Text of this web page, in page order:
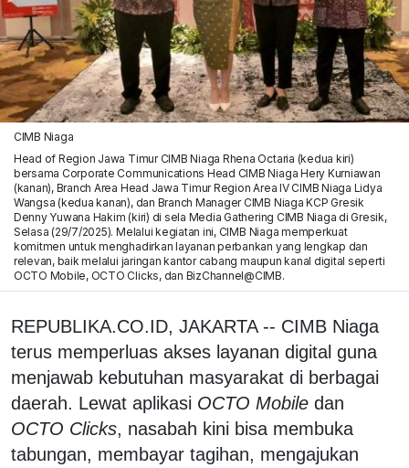
CIMB Niaga
Head of Region Jawa Timur CIMB Niaga Rhena Octaria (kedua kiri)
bersama Corporate Communications Head CIMB Niaga Hery Kurniawan
(kanan), Branch Area Head Jawa Timur Region Area IV CIMB Niaga Lidya
Wangsa (kedua kanan), dan Branch Manager CIMB Niaga KCP Gresik
Denny Yuwana Hakim (kiri) di sela Media Gathering CIMB Niaga di Gresik,
Selasa (29/7/2025). Melalui kegiatan ini, CIMB Niaga memperkuat
komitmen untuk menghadirkan layanan perbankan yang lengkap dan
relevan, baik melalui jaringan kantor cabang maupun kanal digital seperti
OCTO Mobile, OCTO Clicks, dan BizChannel@CIMB.
REPUBLIKA.CO.ID, JAKARTA -- CIMB Niaga
terus memperluas akses layanan digital guna
menjawab kebutuhan masyarakat di berbagai
daerah. Lewat aplikasi OCTO Mobile dan
OCTO Clicks, nasabah kini bisa membuka
tabungan, membayar tagihan, mengajukan